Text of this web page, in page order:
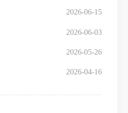
2026-06-15
2026-06-03
2026-05-26
2026-04-16